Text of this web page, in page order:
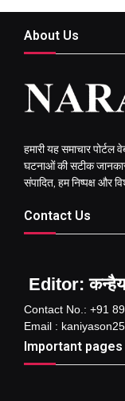
About Us
हमारी यह समाचार
घटनाओं की सटीक
संपादित, हम निष्पक्ष और
Contact Us
Editor:
Contact No.: +91
Email :
Important pages